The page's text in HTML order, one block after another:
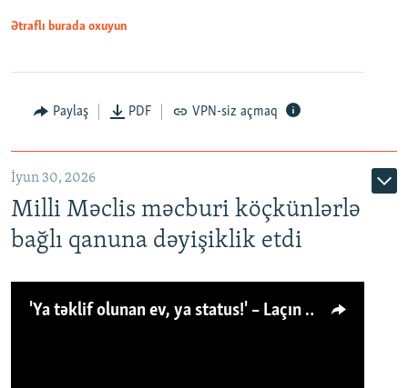
Ətraflı burada oxuyun
Paylaş PDF VPN-siz açmaq
İyun 30, 2026
Milli Məclis məcburi köçkünlərlə
bağlı qanuna dəyişiklik etdi
'Ya təklif olunan ev, ya status!' – Laçın köçkünü: 'Laçından başqa heç hara!'